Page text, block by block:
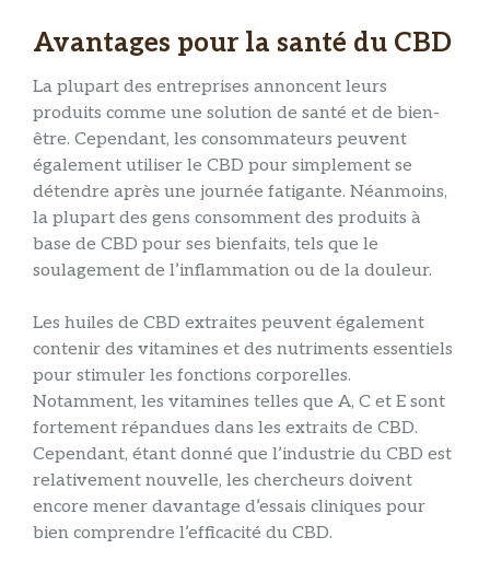
Avantages pour la santé du CBD
La plupart des entreprises annoncent leurs
produits comme une solution de santé et de bien-
être. Cependant, les consommateurs peuvent
également utiliser le CBD pour simplement se
détendre après une journée fatigante. Néanmoins,
la plupart des gens consomment des produits à
base de CBD pour ses bienfaits, tels que le
soulagement de l’inflammation ou de la douleur.
Les huiles de CBD extraites peuvent également
contenir des vitamines et des nutriments essentiels
pour stimuler les fonctions corporelles.
Notamment, les vitamines telles que A, C et E sont
fortement répandues dans les extraits de CBD.
Cependant, étant donné que l’industrie du CBD est
relativement nouvelle, les chercheurs doivent
encore mener davantage d’essais cliniques pour
bien comprendre l’efficacité du CBD.